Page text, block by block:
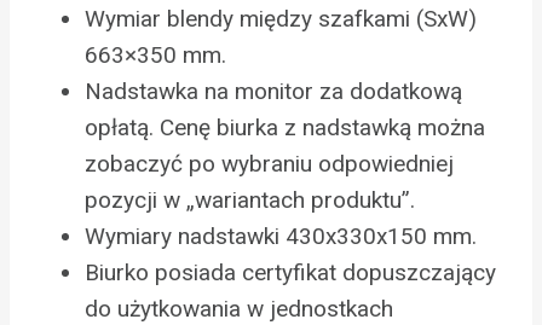
Wymiar blendy między szafkami (SxW)
663×350 mm.
Nadstawka na monitor za dodatkową
opłatą. Cenę biurka z nadstawką można
zobaczyć po wybraniu odpowiedniej
pozycji w „wariantach produktu”.
Wymiary nadstawki 430x330x150 mm.
Biurko posiada certyfikat dopuszczający
do użytkowania w jednostkach